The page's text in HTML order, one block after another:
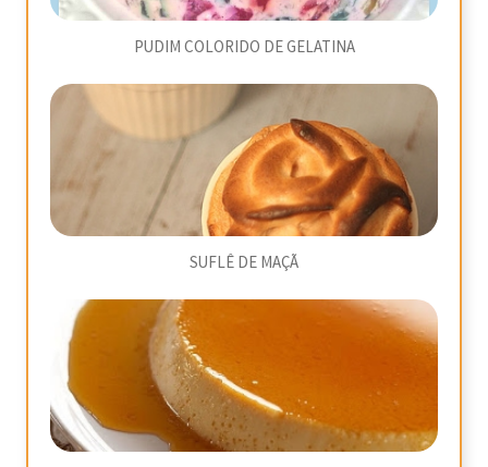
PUDIM COLORIDO DE GELATINA
SUFLÊ DE MAÇÃ